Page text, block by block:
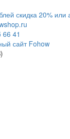
скидка 20% или
66 41
сайт Fohow